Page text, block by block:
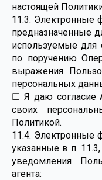
настоящей
11.3. Электронные
предназначенные
используемые для
по поручению
выражения
персональных
☐ Я даю согласие
своих
Политикой.
11.4. Электронные
указанные в п.
уведомления
агента: